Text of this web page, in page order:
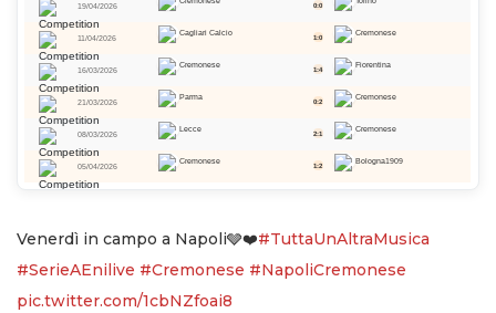
19/04/2026 0:0
11/04/2026
Cagliari Calcio 1:0 Cremonese
16/03/2026
Cremonese 1:4 Fiorentina
21/03/2026
Parma 0:2 Cremonese
08/03/2026
Lecce 2:1 Cremonese
05/04/2026
Cremonese 1:2 Bologna1909
Venerdì in campo a Napoli🩶❤️#TuttaUnAltraMusica
#SerieAEnilive #Cremonese #NapoliCremonese
pic.twitter.com/1cbNZfoai8